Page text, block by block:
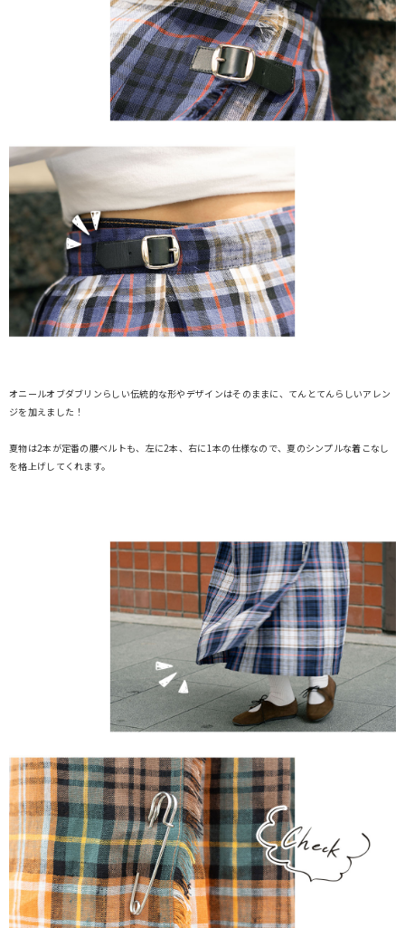
オニールオブダブリンらしい伝統的な形やデザインはそのままに、てんとてんらしいアレン
ジを加えました！
夏物は2本が定番の腰ベルトも、左に2本、右に1本の仕様なので、夏のシンプルな着こなし
を格上げしてくれます。